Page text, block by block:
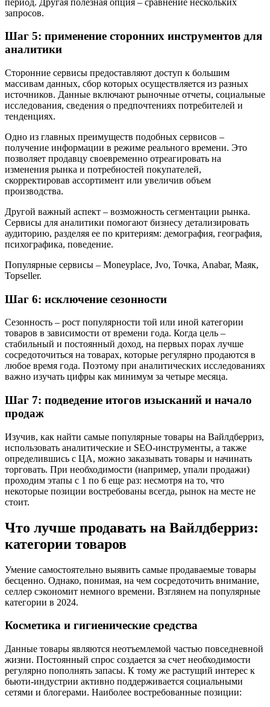
запросов.
Шаг 5: применение сторонних инструментов для
аналитики
Сторонние сервисы предоставляют доступ к большим
массивам данных, сбор которых осуществляется из разных
источников. Данные включают рыночные отчеты, социальные
исследования, сведения о предпочтениях потребителей и
тенденциях.
Одно из главных преимуществ подобных сервисов –
получение информации в режиме реального времени. Это
позволяет продавцу своевременно отреагировать на
изменения рынка и потребностей покупателей,
скорректировав ассортимент или увеличив объем
производства.
Другой важный аспект – возможность сегментации рынка.
Сервисы для аналитики помогают бизнесу детализировать
аудиторию, разделяя ее по критериям: демография, география,
психографика, поведение.
Популярные сервисы – Moneyplace, Jvo, Точка, Anabar, Маяк,
Topseller.
Шаг 6: исключение сезонности
Сезонность – рост популярности той или иной категории
товаров в зависимости от времени года. Когда цель –
стабильный и постоянный доход, на первых порах лучше
сосредоточиться на товарах, которые регулярно продаются в
любое время года. Поэтому при аналитических исследованиях
важно изучать цифры как минимум за четыре месяца.
Шаг 7: подведение итогов изысканий и начало
продаж
Изучив, как найти самые популярные товары на Вайлдберриз,
использовать аналитические и SEO-инструменты, а также
определившись с ЦА, можно заказывать товары и начинать
торговать. При необходимости (например, упали продажи)
проходим этапы с 1 по 6 еще раз: несмотря на то, что
некоторые позиции востребованы всегда, рынок на месте не
стоит.
Что лучше продавать на Вайлдберриз:
категории товаров
Умение самостоятельно выявить самые продаваемые товары
бесценно. Однако, понимая, на чем сосредоточить внимание,
селлер сэкономит немного времени. Взглянем на популярные
категории в 2024.
Косметика и гигиенические средства
Данные товары являются неотъемлемой частью повседневной
жизни. Постоянный спрос создается за счет необходимости
регулярно пополнять запасы. К тому же растущий интерес к
бьюти-индустрии активно поддерживается социальными
сетями и блогерами. Наиболее востребованные позиции: